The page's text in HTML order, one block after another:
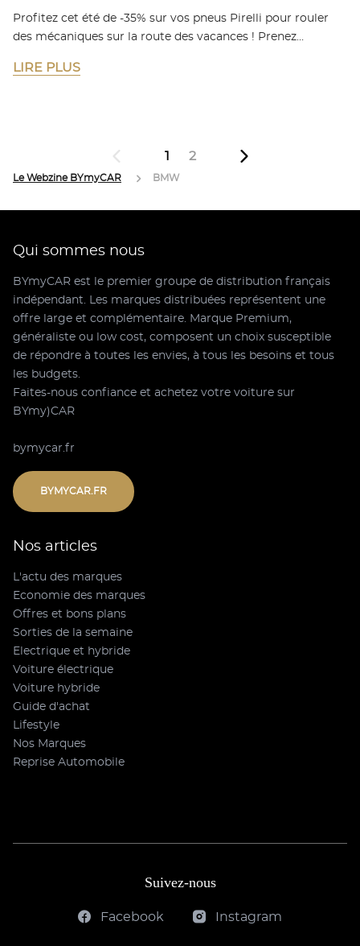
Profitez cet été de -35% sur vos pneus Pirelli pour rouler
des mécaniques sur la route des vacances ! Prenez…
LIRE PLUS
1 2
Le Webzine BYmyCAR BMW
Qui sommes nous
BYmyCAR est le premier groupe de distribution français
indépendant. Les marques distribuées représentent une
offre large et complémentaire. Marque Premium,
généraliste ou low cost, composent un choix susceptible
de répondre à toutes les envies, à tous les besoins et tous
les budgets.
Faites-nous confiance et achetez votre voiture sur
BYmy)CAR
bymycar.fr
BYMYCAR.FR
Nos articles
L'actu des marques
Economie des marques
Offres et bons plans
Sorties de la semaine
Electrique et hybride
Voiture électrique
Voiture hybride
Guide d'achat
Lifestyle
Nos Marques
Reprise Automobile
Suivez-nous
Facebook Instagram